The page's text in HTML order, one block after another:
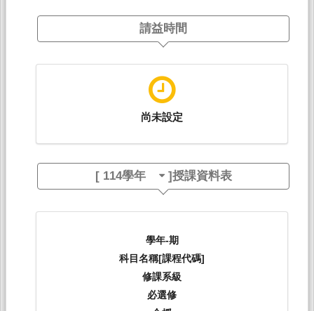
請益時間
尚未設定
[ 114學年 ]授課資料表
學年-期
科目名稱[課程代碼]
修課系級
必選修